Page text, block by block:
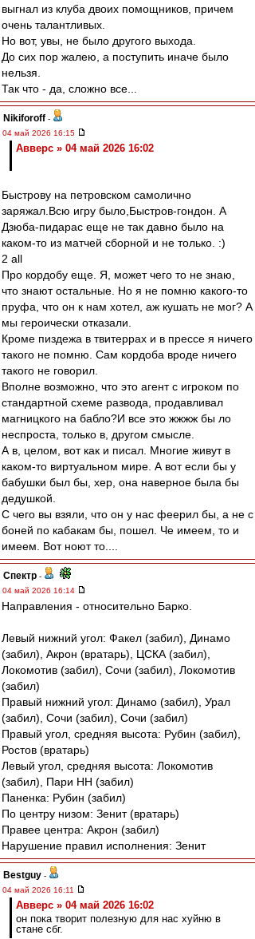
выгнал из клуба двоих помощников, причем
очень талантливых.
Но вот, увы, не было другого выхода.
До сих пор жалею, а поступить иначе было
нельзя.
Так что - да, сложно все...
Nikiforoff -
04 май 2026 16:15
Авверс » 04 май 2026 16:02
Быстрову на петровском самолично
заряжал.Всю игру было,Быстров-гондон. А
Дзюба-пидарас еще не так давно было на
каком-то из матчей сборной и не только. :)
2 all
Про кордобу еще. Я, может чего то не знаю,
что знают остальные. Но я не помню какого-то
пруфа, что он к нам хотел, аж кушать не мог? А
мы героически отказали.
Кроме пиздежа в твитеррах и в прессе я ничего
такого не помню. Сам кордоба вроде ничего
такого не говорил.
Вполне возможно, что это агент с игроком по
стандартной схеме развода, продавливал
магницкого на бабло?И все это жжжж бы ло
неспроста, только в, другом смысле.
А в, целом, вот как и писал. Многие живут в
каком-то виртуальном мире. А вот если бы у
бабушки был бы, хер, она наверное была бы
дедушкой.
С чего вы взяли, что он у нас феерил бы, а не с
боней по кабакам бы, пошел. Че имеем, то и
имеем. Вот ноют то....
Спектр -
04 май 2026 16:14
Направления - относительно Барко.
Левый нижний угол: Факел (забил), Динамо
(забил), Акрон (вратарь), ЦСКА (забил),
Локомотив (забил), Сочи (забил), Локомотив
(забил)
Правый нижний угол: Динамо (забил), Урал
(забил), Сочи (забил), Сочи (забил)
Правый угол, средняя высота: Рубин (забил),
Ростов (вратарь)
Левый угол, средняя высота: Локомотив
(забил), Пари НН (забил)
Паненка: Рубин (забил)
По центру низом: Зенит (вратарь)
Правее центра: Акрон (забил)
Нарушение правил исполнения: Зенит
Bestguy -
04 май 2026 16:11
Авверс » 04 май 2026 16:02
он пока творит полезную для нас хуйню в
стане сбг.